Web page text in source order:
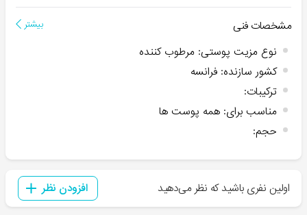
مشخصات فنی بیشتر
نوع مزیت پوستی: مرطوب کننده
کشور سازنده: فرانسه
ترکیبات:
مناسب برای: همه پوست ها
حجم:
اولین نفری باشید که نظر می‌دهید افزودن نظر